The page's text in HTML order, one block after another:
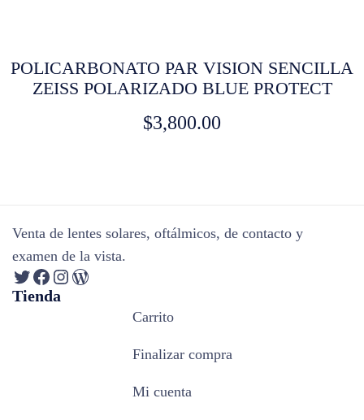
POLICARBONATO PAR VISION SENCILLA
ZEISS POLARIZADO BLUE PROTECT
$3,800.00
Venta de lentes solares, oftálmicos, de contacto y
examen de la vista.
Tienda
Carrito
Finalizar compra
Mi cuenta